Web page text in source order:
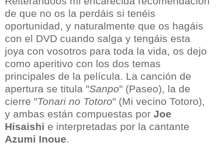
de que no os la perdáis si tenéis
oportunidad, y naturalmente que os hagáis
con el DVD cuando salga y tengáis esta
joya con vosotros para toda la vida, os dejo
como aperitivo con los dos temas
principales de la película. La canción de
apertura se titula "Sanpo" (Paseo), la de
cierre "Tonari no Totoro" (Mi vecino Totoro),
y ambas están compuestas por Joe
Hisaishi e interpretadas por la cantante
Azumi Inoue.